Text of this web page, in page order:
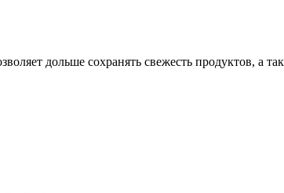
дольше сохранять свежесть продуктов, а